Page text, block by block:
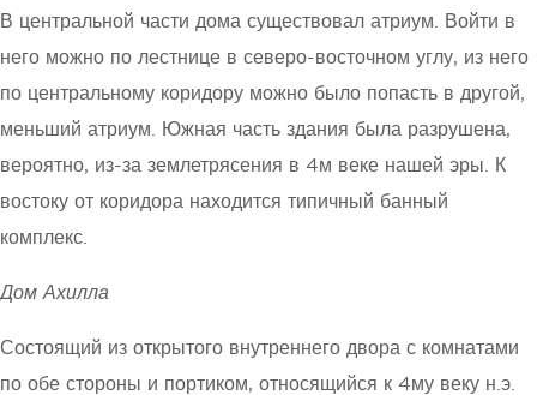
В центральной части дома существовал атриум. Войти в
него можно по лестнице в северо-восточном углу, из него
по центральному коридору можно было попасть в другой,
меньший атриум. Южная часть здания была разрушена,
вероятно, из-за землетрясения в 4м веке нашей эры. К
востоку от коридора находится типичный банный
комплекс.
Дом Ахилла
Состоящий из открытого внутреннего двора с комнатами
по обе стороны и портиком, относящийся к 4му веку н.э.